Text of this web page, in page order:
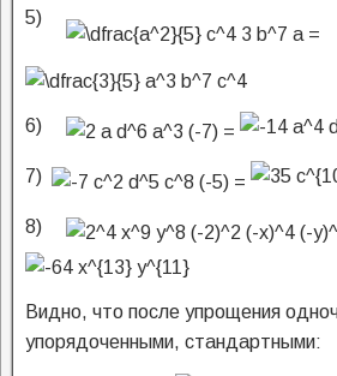
5)
6)
7)
8)
Видно, что после упрощения
упорядоченными, стандартными: